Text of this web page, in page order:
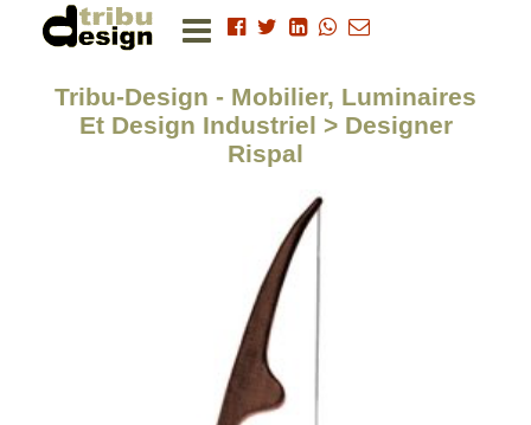
Tribu-Design - Mobilier, Luminaires
Et Design Industriel > Designer
Rispal